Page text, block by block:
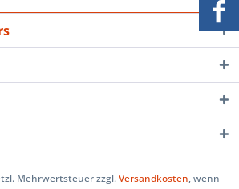
Mehrwertsteuer zzgl.Versandkosten, wenn